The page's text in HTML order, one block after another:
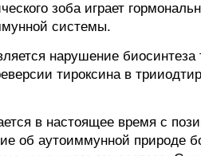
зоба играет
системы.
нарушение биосинтеза
тироксина в
в настоящее время с
об аутоиммунной природе